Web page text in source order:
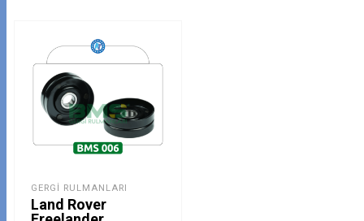
GERGI RULMANLARI
Land Rover